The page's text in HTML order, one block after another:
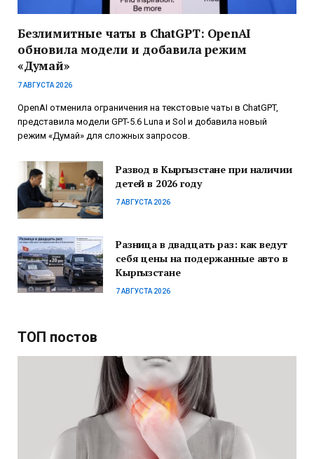
Безлимитные чаты в ChatGPT: OpenAI
обновила модели и добавила режим
«Думай»
7 АВГУСТА 2026
OpenAI отменила ограничения на текстовые чаты в ChatGPT,
представила модели GPT-5.6 Luna и Sol и добавила новый
режим «Думай» для сложных запросов.
Развод в Кыргызстане при наличии
детей в 2026 году
7 АВГУСТА 2026
Разница в двадцать раз: как ведут
себя цены на подержанные авто в
Кыргызстане
7 АВГУСТА 2026
ТОП постов